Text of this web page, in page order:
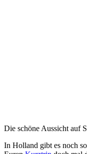
Die schöne Aussicht auf
In Holland gibt es noch